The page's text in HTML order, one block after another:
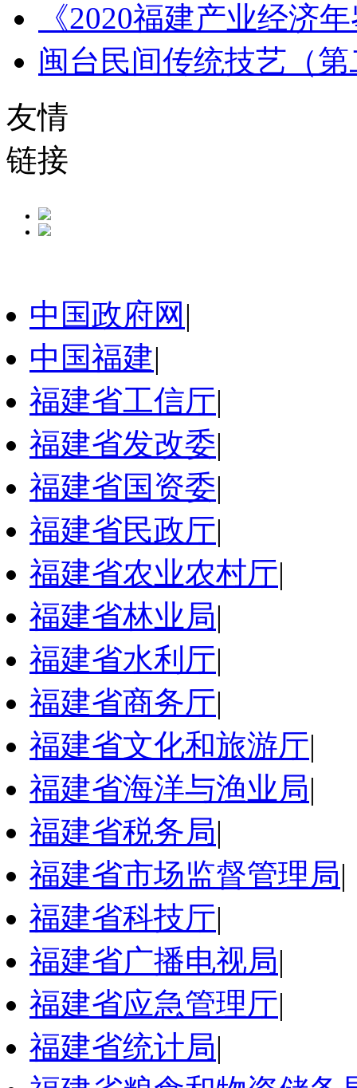
《2020福建产业经济
闽台民间传统技艺（
友情
链接
中国政府网 |
中国福建|
福建省工信厅|
福建省发改委|
福建省国资委|
福建省民政厅|
福建省农业农村厅|
福建省林业局|
福建省水利厅|
福建省商务厅|
福建省文化和旅游厅|
福建省海洋与渔业局|
福建省税务局|
福建省市场监督管理局|
福建省科技厅|
福建省广播电视局|
福建省应急管理厅|
福建省统计局|